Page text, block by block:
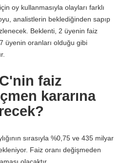
oy kullanmasıyla olayları farklı
analistlerin beklediğinden sapıp
Beklenti, 2 üyenin faiz
üyenin oranları olduğu gibi
faiz
kararına
sırasıyla %0,75 ve 435 milyar
Faiz oranı değişmeden
olacaktır.